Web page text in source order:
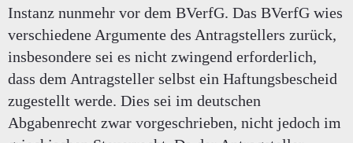
Instanz nunmehr vor dem BVerfG. Das BVerfG wies
verschiedene Argumente des Antragstellers zurück,
insbesondere sei es nicht zwingend erforderlich,
dass dem Antragsteller selbst ein Haftungsbescheid
zugestellt werde. Dies sei im deutschen
Abgabenrecht zwar vorgeschrieben, nicht jedoch im